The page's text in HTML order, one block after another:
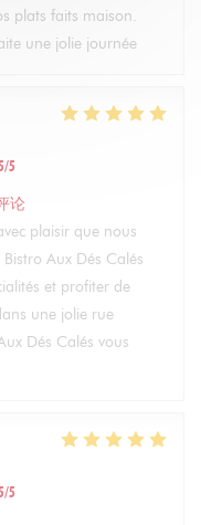
plats faits maison.
une jolie journée
/5
论
plaisir que nous
Aux Dés Calés
et profiter de
une jolie rue
Dés Calés vous
/5